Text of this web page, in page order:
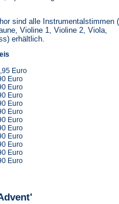
sind alle Instrumentalstimmen
Violine 1, Violine 2, Viola,
erhältlich.
Euro
Euro
Euro
Euro
Euro
Euro
Euro
Euro
Euro
Euro
Euro
Euro